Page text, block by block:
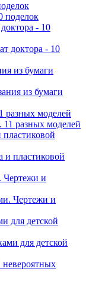
- 10
из бумаги
разных моделей
Чертежи и
для детской